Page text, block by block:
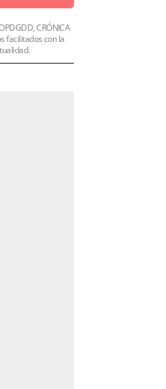
CRÓNICA
facilitados con la